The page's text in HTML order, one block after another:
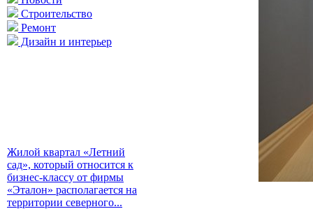
Строительство
Ремонт
Дизайн и интерьер
Жилой квартал «Летний
сад», который относится к
бизнес-классу от фирмы
«Эталон» располагается на
территории северного...